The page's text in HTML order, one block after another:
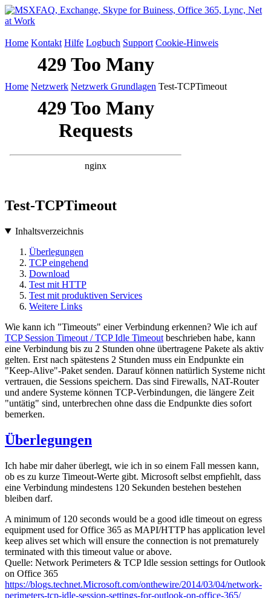
Home Kontakt Hilfe Logbuch Support Cookie-Hinweis
Home Netzwerk Netzwerk Grundlagen Test-TCPTimeout
Test-TCPTimeout
Inhaltsverzeichnis
Überlegungen
TCP eingehend
Download
Test mit HTTP
Test mit produktiven Services
Weitere Links
Wie kann ich "Timeouts" einer Verbindung erkennen? Wie ich auf
TCP Session Timeout / TCP Idle Timeout beschrieben habe, kann
eine Verbindung bis zu 2 Stunden ohne übertragene Pakete als aktiv
gelten. Erst nach spätestens 2 Stunden muss ein Endpunkte ein
"Keep-Alive"-Paket senden. Darauf können natürlich Systeme nicht
vertrauen, die Sessions speichern. Das sind Firewalls, NAT-Router
und andere Systeme können TCP-Verbindungen, die längere Zeit
"untätig" sind, unterbrechen ohne dass die Endpunkte dies sofort
bemerken.
Überlegungen
Ich habe mir daher überlegt, wie ich in so einem Fall messen kann,
ob es zu kurze Timeout-Werte gibt. Microsoft selbst empfiehlt, dass
eine Verbindung mindestens 120 Sekunden bestehen bestehen
bleiben darf.
A minimum of 120 seconds would be a good idle timeout on egress
equipment used for Office 365 as MAPI/HTTP has application level
keep alives set which will ensure the connection is not prematurely
terminated with this timeout value or above.
Quelle: Network Perimeters & TCP Idle session settings for Outlook
on Office 365
https://blogs.technet.Microsoft.com/onthewire/2014/03/04/network-
perimeters-tcp-idle-session-settings-for-outlook-on-office-365/